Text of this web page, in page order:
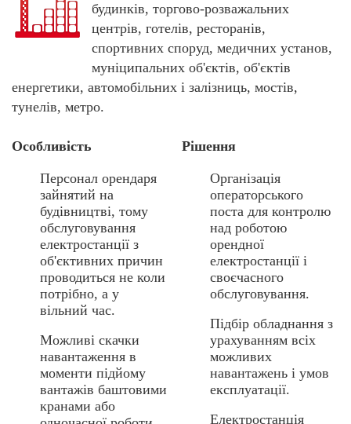
будинків, торгово-розважальних
центрів, готелів, ресторанів,
спортивних споруд, медичних установ,
муніципальних об'єктів, об'єктів
енергетики, автомобільних і залізниць, мостів,
тунелів, метро.
Особливість
Персонал орендаря
зайнятий на
будівництві, тому
обслуговування
електростанції з
об'єктивних причин
проводиться не коли
потрібно, а у
вільний час.
Можливі скачки
навантаження в
моменти підйому
вантажів баштовими
кранами або
Рішення
Організація
операторського
поста для контролю
над роботою
орендної
електростанції і
своєчасного
обслуговування.
Підбір обладнання з
урахуванням всіх
можливих
навантажень і умов
експлуатації.
Електростанція